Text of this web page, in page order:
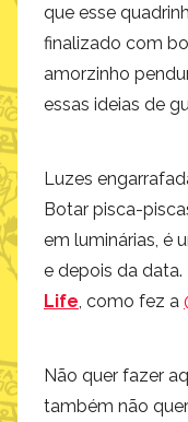
que esse
finalizado com
amorzinho
essas ideias de
Luzes
Botar pisca-
em luminárias, é
e depois da data.
Life , como fez a
Não quer fazer
também não